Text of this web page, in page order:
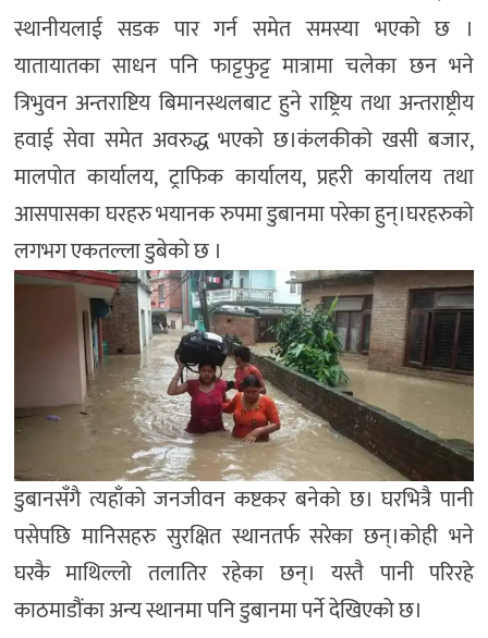
स्थानीयलाई सडक पार गर्न समेत समस्या भएको छ ।
यातायातका साधन पनि फाट्टफुट्ट मात्रामा चलेका छन भने
त्रिभुवन अन्तराष्टिय बिमानस्थलबाट हुने राष्ट्रिय तथा अन्तराष्ट्रीय
हवाई सेवा समेत अवरुद्ध भएको छ।कंलकीको खसी बजार,
मालपोत कार्यालय, ट्राफिक कार्यालय, प्रहरी कार्यालय तथा
आसपासका घरहरु भयानक रुपमा डुबानमा परेका हुन्।घरहरुको
लगभग एकतल्ला डुबेको छ ।
डुबानसँगै त्यहाँको जनजीवन कष्टकर बनेको छ। घरभित्रै पानी
पसेपछि मानिसहरु सुरक्षित स्थानतर्फ सरेका छन्।कोही भने
घरकै माथिल्लो तलातिर रहेका छन्। यस्तै पानी परिरहे
काठमाडौंका अन्य स्थानमा पनि डुबानमा पर्ने देखिएको छ।